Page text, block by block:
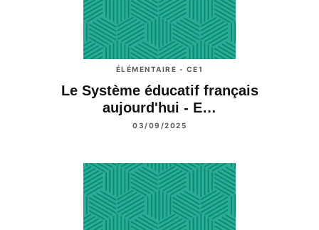
ÉLÉMENTAIRE - CE1
Le Système éducatif français
aujourd'hui - E…
03/09/2025